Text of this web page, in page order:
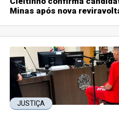
Minas após nova
JUSTIÇA